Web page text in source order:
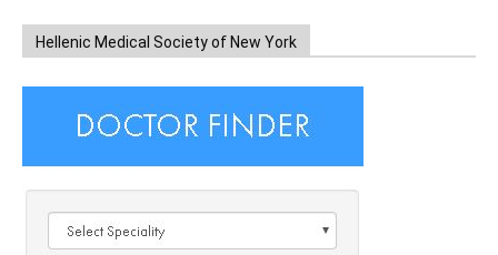
Hellenic Medical Society of New York